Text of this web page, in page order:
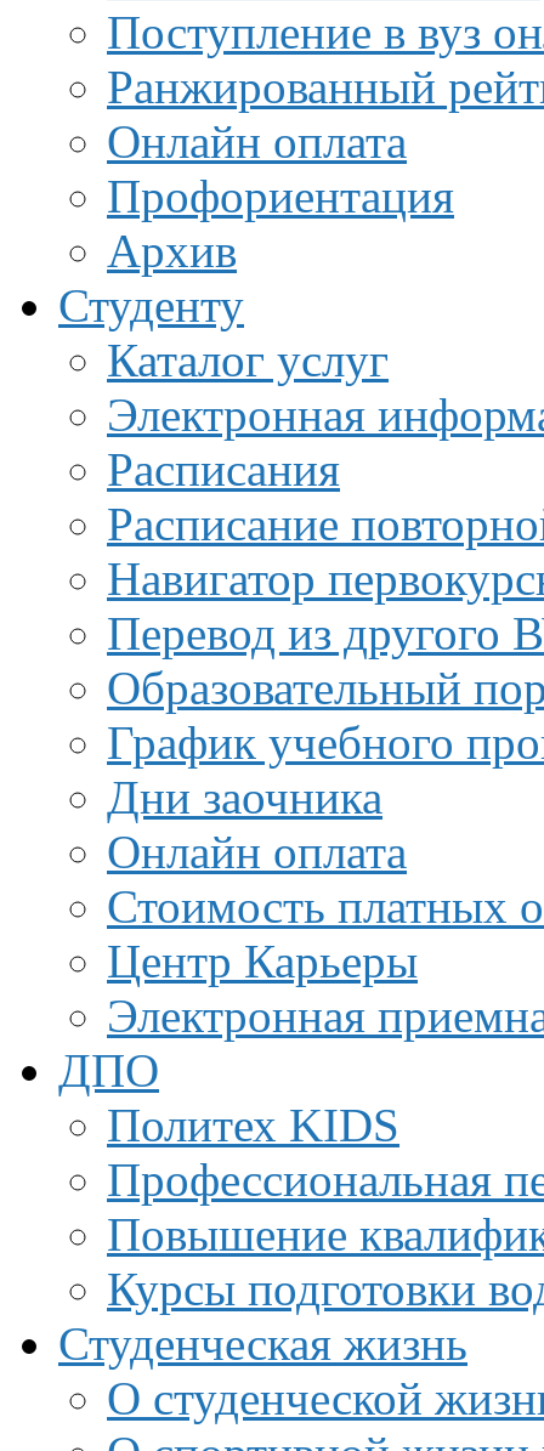
Поступление в вуз
Ранжированный
Онлайн оплата
Профориентация
Архив
Студенту
Каталог услуг
Электронная
Расписания
Расписание
Навигатор
Перевод из другого
Образовательный
График учебного
Дни заочника
Онлайн оплата
Стоимость платных
Центр Карьеры
Электронная
ДПО
Политех KIDS
Профессиональная
Повышение
Курсы подготовки
Студенческая жизнь
О студенческой